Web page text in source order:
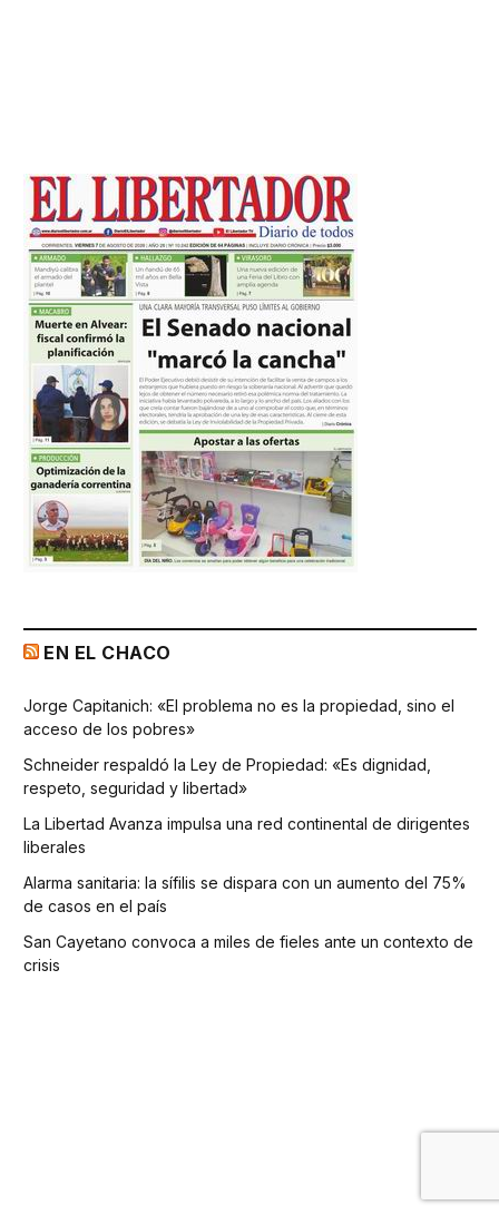
EN EL CHACO
Jorge Capitanich: «El problema no es la propiedad, sino el
acceso de los pobres»
Schneider respaldó la Ley de Propiedad: «Es dignidad,
respeto, seguridad y libertad»
La Libertad Avanza impulsa una red continental de dirigentes
liberales
Alarma sanitaria: la sífilis se dispara con un aumento del 75%
de casos en el país
San Cayetano convoca a miles de fieles ante un contexto de
crisis